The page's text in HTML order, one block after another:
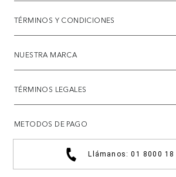
TÉRMINOS Y CONDICIONES
NUESTRA MARCA
TÉRMINOS LEGALES
METODOS DE PAGO
Llámanos: 01 8000 18